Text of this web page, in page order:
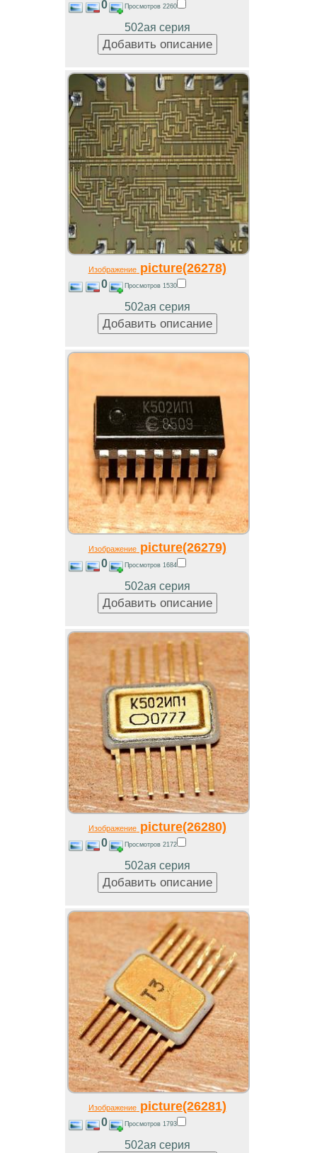
0 Просмотров 2260
502ая серия
Изображениеpicture(26278)
0 Просмотров 1530
502ая серия
Изображениеpicture(26279)
0 Просмотров 1684
502ая серия
Изображениеpicture(26280)
0 Просмотров 2172
502ая серия
Изображениеpicture(26281)
0 Просмотров 1793
502ая серия